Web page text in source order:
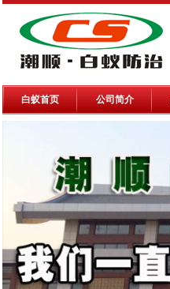
白蚁首页 公司简介